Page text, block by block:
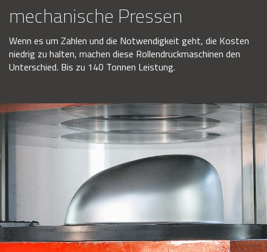
mechanische Pressen
Wenn es um Zahlen und die Notwendigkeit geht, die Kosten
niedrig zu halten, machen diese Rollendruckmaschinen den
Unterschied. Bis zu 140 Tonnen Leistung.